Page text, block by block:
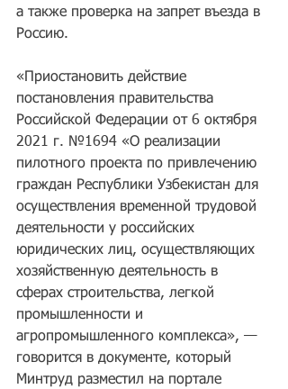
а также проверка на запрет въезда в
Россию.
«Приостановить действие
постановления правительства
Российской Федерации от 6 октября
2021 г. №1694 «О реализации
пилотного проекта по привлечению
граждан Республики Узбекистан для
осуществления временной трудовой
деятельности у российских
юридических лиц, осуществляющих
хозяйственную деятельность в
сферах строительства, легкой
промышленности и
агропромышленного комплекса», —
говорится в документе, который
Минтруд разместил на портале